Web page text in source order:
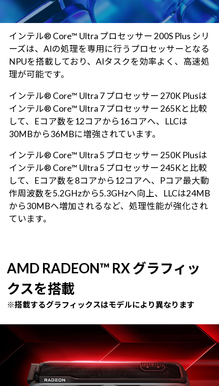
インテル® Core™ Ultra プロセッサー 200S Plus シリ
ーズは、AIの処理を専用に行うプロセッサーとなる
NPUを搭載しており、AIタスクを効率よく、高速処
理が可能です。
インテル® Core™ Ultra 7 プロセッサー 270K Plusは
インテル® Core™ Ultra 7 プロセッサー 265Kと比較
して、Eコア数を12コアから16コアへ、LLCは
30MBから36MBに増強されています。
インテル® Core™ Ultra 5 プロセッサー 250K Plusは
インテル® Core™ Ultra 5 プロセッサー 245Kと比較
して、Eコア数を8コアから12コアへ、Pコア最大動
作周波数を5.2GHzから5.3GHzへ向上、LLCは24MB
から30MBへ増加されるなど、処理性能が強化され
ています。
AMD RADEON™ RX グラフィッ
クスを搭載
※搭載するグラフィックスはモデルにより異なります